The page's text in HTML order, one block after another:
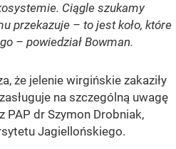
Ciągle szukamy
przekazuje – to jest koło, które
– powiedział Bowman.
że jelenie wirgińskie zakaziły
na szczególną uwagę
PAP dr Szymon Drobniak,
Jagiellońskiego.